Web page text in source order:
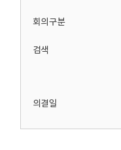
회
회의구분
검색
의결일